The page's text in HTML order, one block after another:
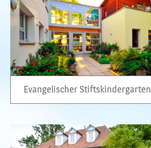
Evangelischer Stiftskindergarten